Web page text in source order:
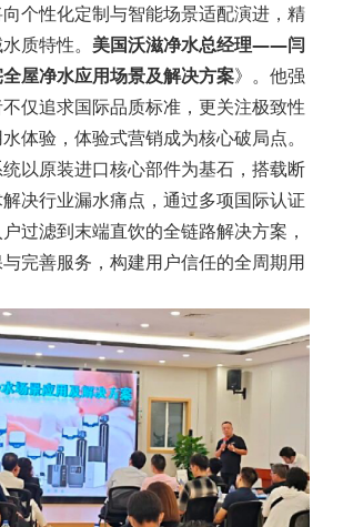
个性化定制与智能场景适配演进，精
质特性。 美国沃滋净水总经理——闫
屋净水应用场景及解决方案》。他强
仅追求国际品质标准，更关注极致性
体验，体验式营销成为核心破局点。
以原装进口核心部件为基石，搭载断
决行业漏水痛点，通过多项国际认证
过滤到末端直饮的全链路解决方案，
完善服务，构建用户信任的全周期用